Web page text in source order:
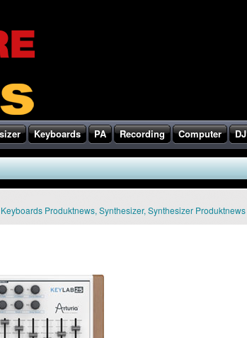
Keyboards PA Recording Computer DJ
Keyboards Produktnews, Synthesizer, Synthesizer Produktnews